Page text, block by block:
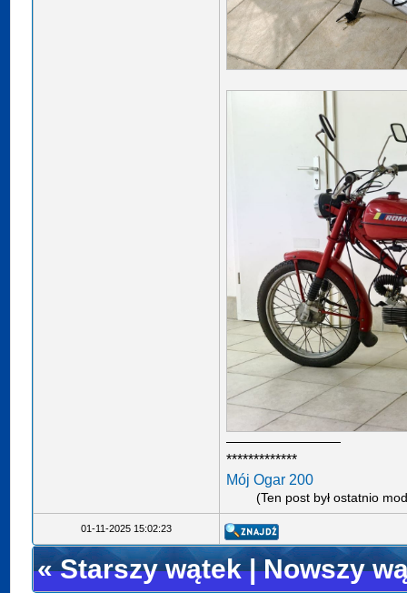
*************
Mój Ogar 200
(Ten post był ostatnio
01-11-2025 15:02:23
«Starszy wątek|Nowszy